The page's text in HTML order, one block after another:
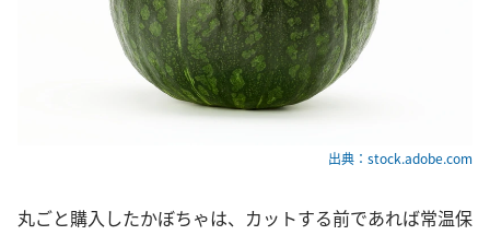
出典：stock.adobe.com
丸ごと購入したかぼちゃは、カットする前であれば常温保